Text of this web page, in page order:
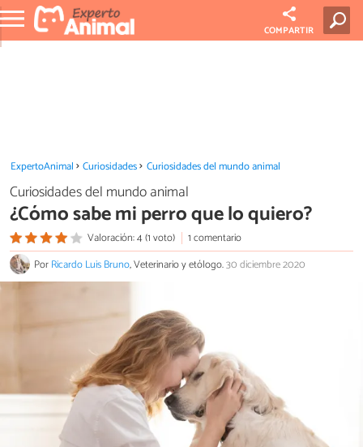
COMPARTIR
ExpertoAnimal Curiosidades Curiosidades del mundo animal
Curiosidades del mundo animal
¿Cómo sabe mi perro que lo quiero?
Valoración: 4 (1 voto)
1 comentario
PorRicardo Luis Bruno, Veterinario y etólogo.30 diciembre 2020